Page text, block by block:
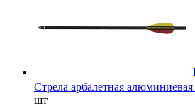
Стрела арбалетная
шт